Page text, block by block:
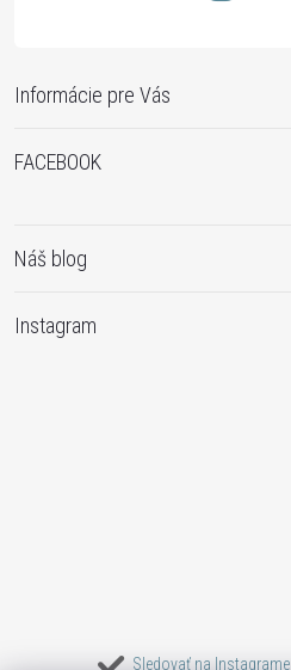
Informácie pre Vás
FACEBOOK
Náš blog
Instagram
Sledovať na Instagrame